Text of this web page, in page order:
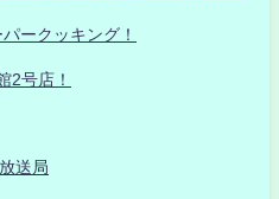
ークッキング！
2号店！
送局